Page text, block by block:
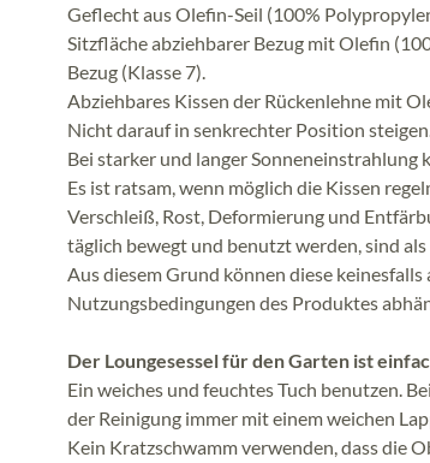
Geflecht aus Olefin-Seil (100%
Sitzfläche abziehbarer Bezug mit Olefin
Bezug (Klasse 7).
Abziehbares Kissen der Rückenlehne mit
Nicht darauf in senkrechter Position steigen.
Bei starker und langer Sonneneinstrahlung
Es ist ratsam, wenn möglich die Kissen
Verschleiß, Rost, Deformierung und
täglich bewegt und benutzt werden, sind als
Aus diesem Grund können diese
Nutzungsbedingungen des Produktes
Der Loungesessel für den Garten ist
Ein weiches und feuchtes Tuch benutzen.
der Reinigung immer mit einem weichen
Kein Kratzschwamm verwenden, dass die